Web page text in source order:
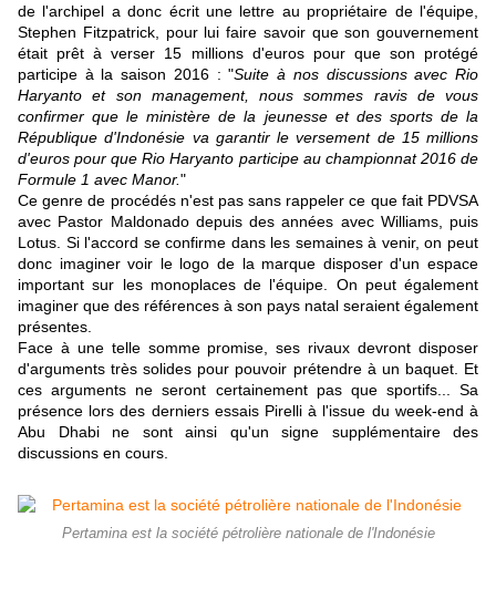
de l'archipel a donc écrit une lettre au propriétaire de l'équipe,
Stephen Fitzpatrick, pour lui faire savoir que son gouvernement
était prêt à verser 15 millions d'euros pour que son protégé
participe à la saison 2016 : "Suite à nos discussions avec Rio
Haryanto et son management, nous sommes ravis de vous
confirmer que le ministère de la jeunesse et des sports de la
République d'Indonésie va garantir le versement de 15 millions
d'euros pour que Rio Haryanto participe au championnat 2016 de
Formule 1 avec Manor."
Ce genre de procédés n'est pas sans rappeler ce que fait PDVSA
avec Pastor Maldonado depuis des années avec Williams, puis
Lotus. Si l'accord se confirme dans les semaines à venir, on peut
donc imaginer voir le logo de la marque disposer d'un espace
important sur les monoplaces de l'équipe. On peut également
imaginer que des références à son pays natal seraient également
présentes.
Face à une telle somme promise, ses rivaux devront disposer
d'arguments très solides pour pouvoir prétendre à un baquet. Et
ces arguments ne seront certainement pas que sportifs... Sa
présence lors des derniers essais Pirelli à l'issue du week-end à
Abu Dhabi ne sont ainsi qu'un signe supplémentaire des
discussions en cours.
Pertamina est la société pétrolière nationale de l'Indonésie